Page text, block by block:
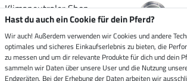
Klimaneutraler Shop
Zustellung durch
Sicher bezahlen mit
Hast du auch ein Cookie für dein Pferd?
Wir auch! Außerdem verwenden wir Cookies und andere
optimales und sicheres Einkaufserlebnis zu bieten, die
zu messen und um dir relevante Produkte für dich und dein
sammeln wir Daten über unsere User und die Nutzung
Endgeräten. Bei der Erhebung der Daten arbeiten wir